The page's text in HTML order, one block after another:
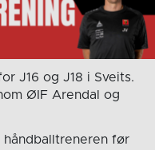
J16 og J18 i Sveits.
ØIF Arendal og
før